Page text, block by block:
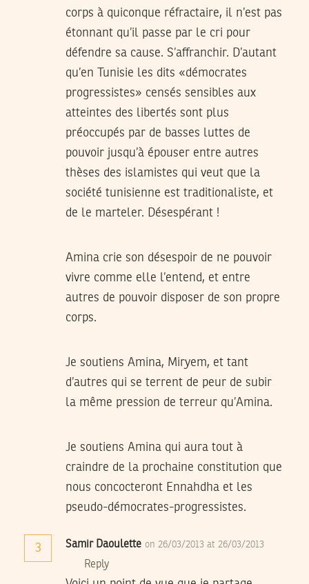
corps à quiconque réfractaire, il n’est pas
étonnant qu’il passe par le cri pour
défendre sa cause. S’affranchir. D’autant
qu’en Tunisie les dits «démocrates
progressistes» censés sensibles aux
atteintes des libertés sont plus
préoccupés par de basses luttes de
pouvoir jusqu’à épouser entre autres
thèses des islamistes qui veut que la
société tunisienne est traditionaliste, et
de le marteler. Désespérant !
Amina crie son désespoir de ne pouvoir
vivre comme elle l’entend, et entre
autres de pouvoir disposer de son propre
corps.
Je soutiens Amina, Miryem, et tant
d’autres qui se terrent de peur de subir
la même pression de terreur qu’Amina.
Je soutiens Amina qui aura tout à
craindre de la prochaine constitution que
nous concocteront Ennahdha et les
pseudo-démocrates-progressistes.
3 Samir Daoulette on 26/03/2013 at 26/03/2013
Reply